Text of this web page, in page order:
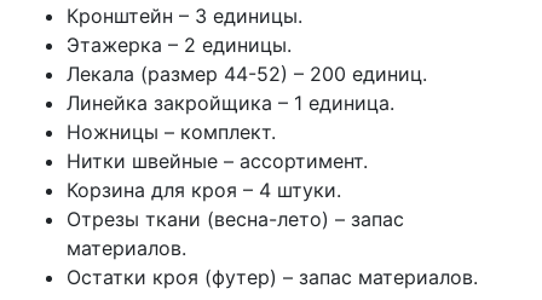
Кронштейн – 3 единицы.
Этажерка – 2 единицы.
Лекала (размер 44-52) – 200 единиц.
Линейка закройщика – 1 единица.
Ножницы – комплект.
Нитки швейные – ассортимент.
Корзина для кроя – 4 штуки.
Отрезы ткани (весна-лето) – запас
материалов.
Остатки кроя (футер) – запас материалов.